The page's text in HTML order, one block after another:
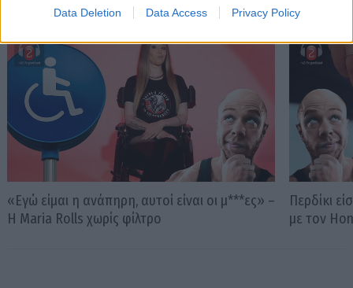
Data Deletion Data Access Privacy Policy
«Εγώ είμαι η ανάπηρη, αυτοί είναι οι μ***ες» –
Η Maria Rolls χωρίς φίλτρο
Περδίκι
με τον